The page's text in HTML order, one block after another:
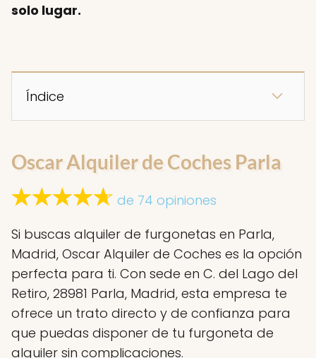
solo lugar.
Índice
Oscar Alquiler de Coches Parla
de 74 opiniones
Si buscas alquiler de furgonetas en Parla,
Madrid, Oscar Alquiler de Coches es la opción
perfecta para ti. Con sede en C. del Lago del
Retiro, 28981 Parla, Madrid, esta empresa te
ofrece un trato directo y de confianza para
que puedas disponer de tu furgoneta de
alquiler sin complicaciones.